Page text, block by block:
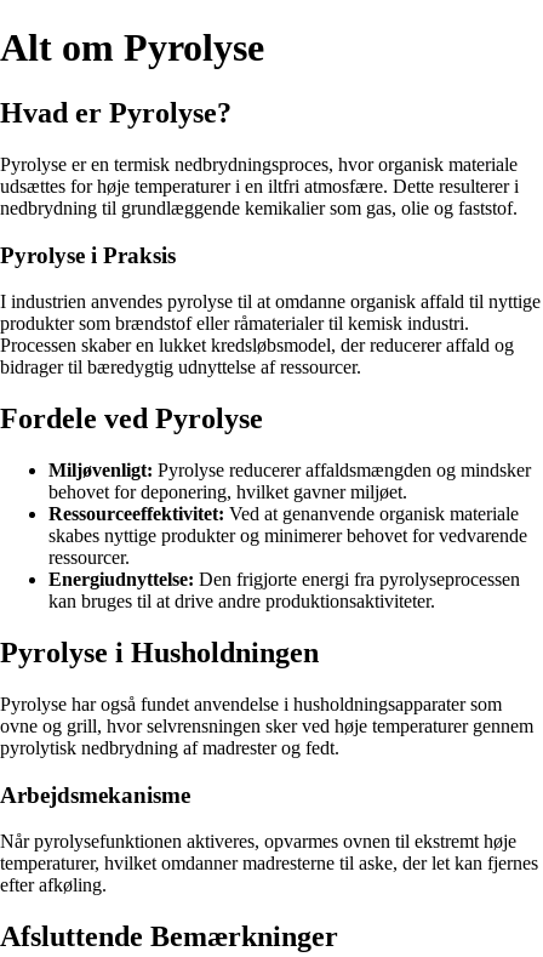
Alt om Pyrolyse
Hvad er Pyrolyse?
Pyrolyse er en termisk nedbrydningsproces, hvor organisk materiale
udsættes for høje temperaturer i en iltfri atmosfære. Dette resulterer i
nedbrydning til grundlæggende kemikalier som gas, olie og faststof.
Pyrolyse i Praksis
I industrien anvendes pyrolyse til at omdanne organisk affald til nyttige
produkter som brændstof eller råmaterialer til kemisk industri.
Processen skaber en lukket kredsløbsmodel, der reducerer affald og
bidrager til bæredygtig udnyttelse af ressourcer.
Fordele ved Pyrolyse
Miljøvenligt: Pyrolyse reducerer affaldsmængden og mindsker
behovet for deponering, hvilket gavner miljøet.
Ressourceeffektivitet: Ved at genanvende organisk materiale
skabes nyttige produkter og minimerer behovet for vedvarende
ressourcer.
Energiudnyttelse: Den frigjorte energi fra pyrolyseprocessen
kan bruges til at drive andre produktionsaktiviteter.
Pyrolyse i Husholdningen
Pyrolyse har også fundet anvendelse i husholdningsapparater som
ovne og grill, hvor selvrensningen sker ved høje temperaturer gennem
pyrolytisk nedbrydning af madrester og fedt.
Arbejdsmekanisme
Når pyrolysefunktionen aktiveres, opvarmes ovnen til ekstremt høje
temperaturer, hvilket omdanner madresterne til aske, der let kan fjernes
efter afkøling.
Afsluttende Bemærkninger